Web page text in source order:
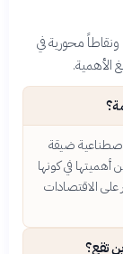
ونقاطاً محورية في
الأهمية.
اصطناعية ضيقة
أهميتها في كونها
على الاقتصادات
تقع؟